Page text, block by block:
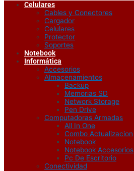
Celulares
Cables y Conectores
Cargador
Celulares
Protector
Soportes
Notebook
Informática
Accesorios
Almacenamientos
Backup
Memorias SD
Network Storage
Pen Drive
Computadoras Armadas
All In One
Combo Actualizacion
Notebook
Notebook Accesorios
Pc De Escritorio
Conectividad